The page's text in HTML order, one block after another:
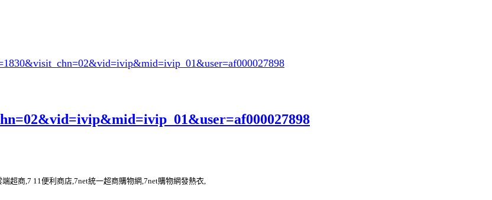
&visit_chn=02&vid=ivip&mid=ivip_01&user=af000027898
超商,7 11便利商店,7net統一超商購物網,7net購物網發熱衣,